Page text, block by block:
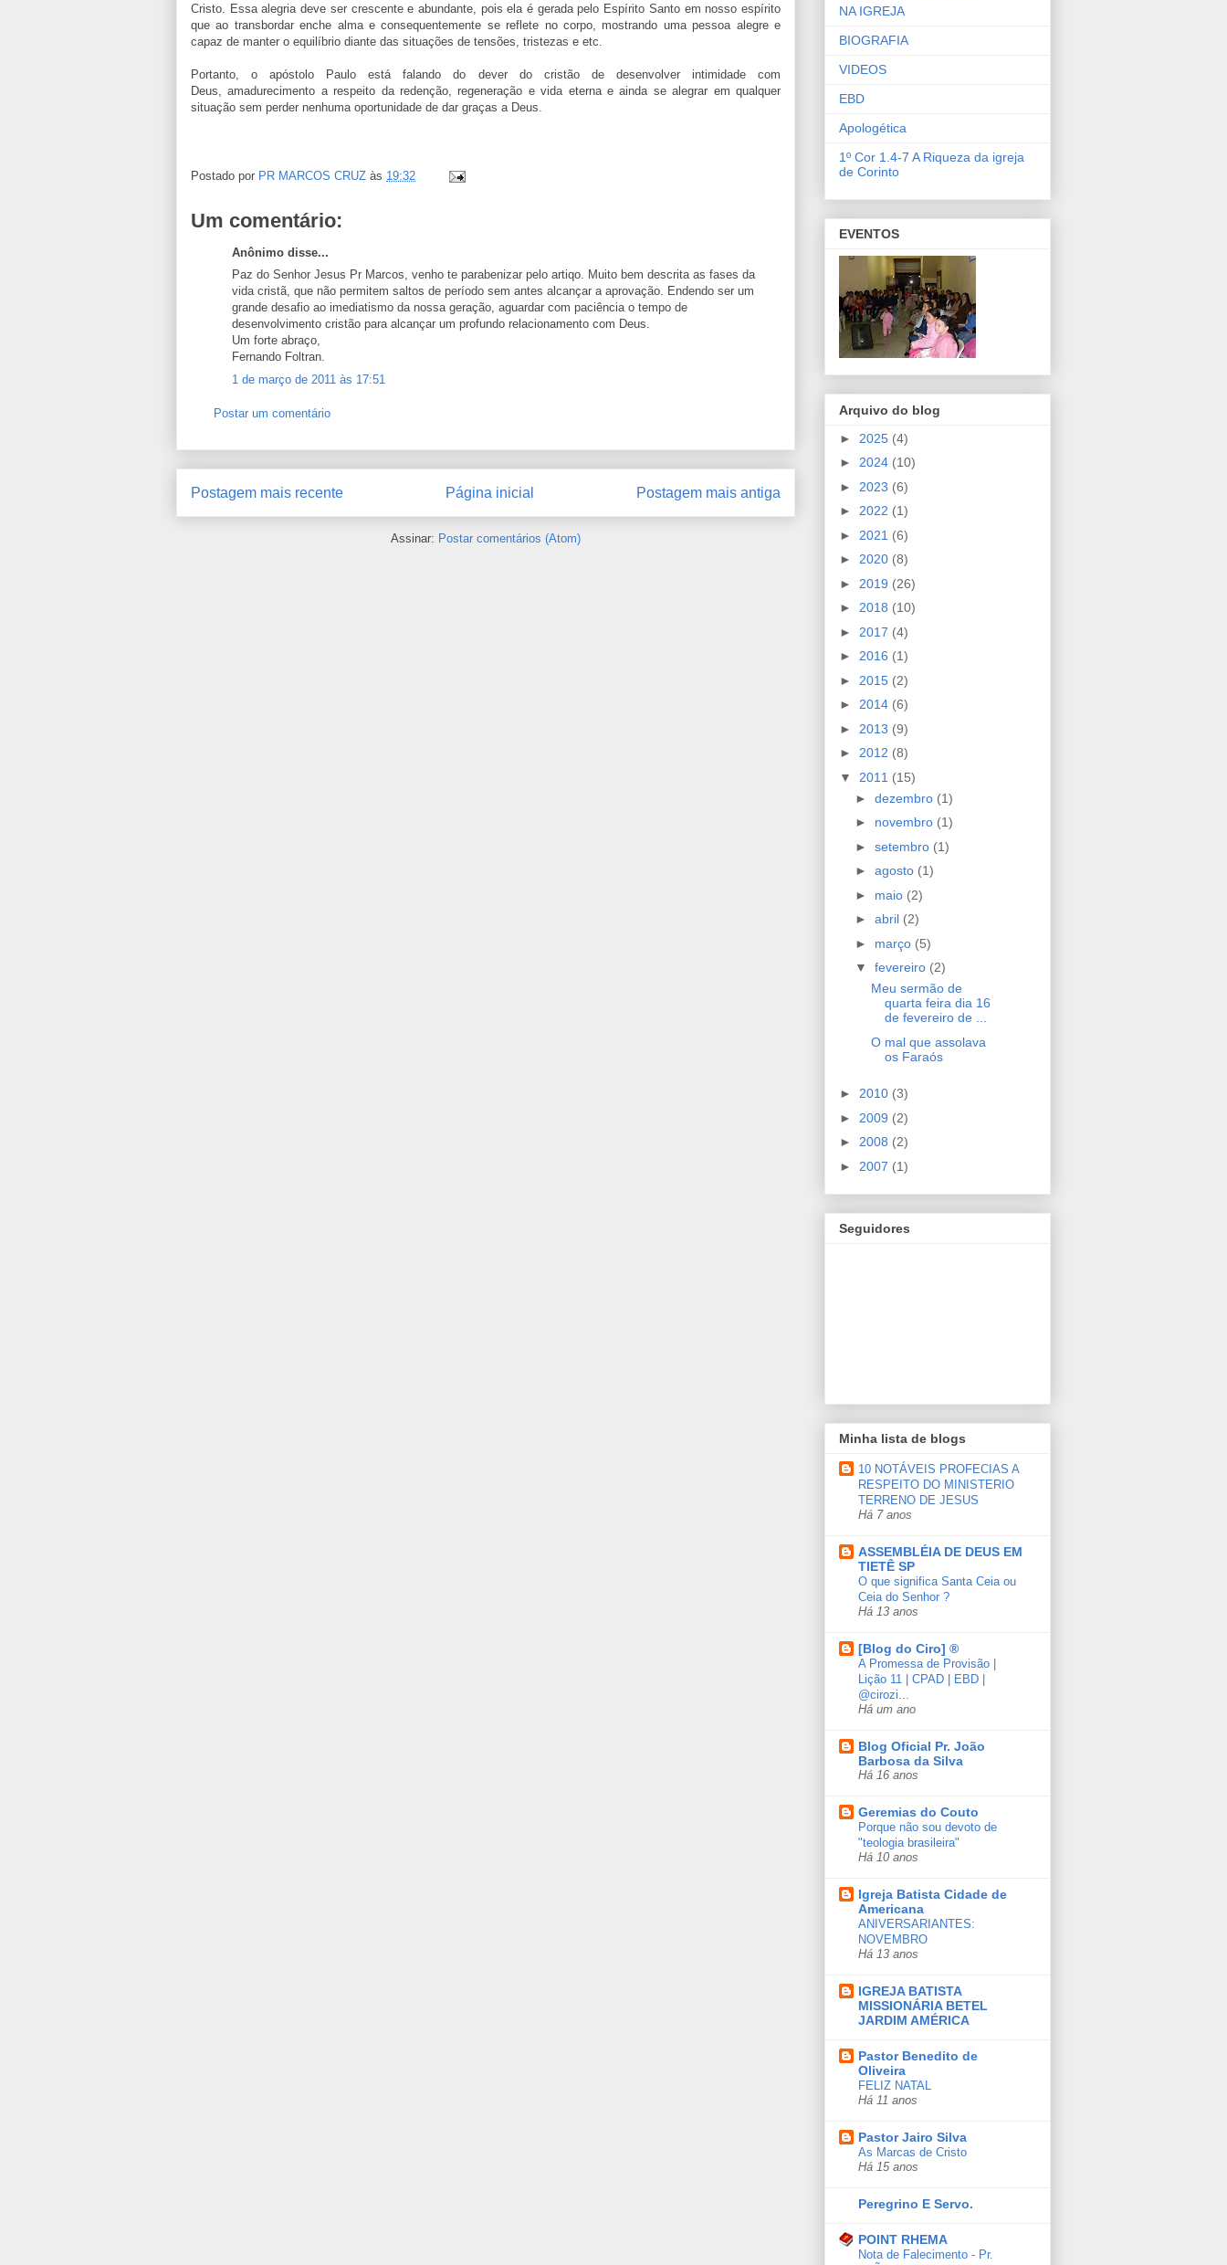
Cristo. Essa alegria deve ser crescente e abundante, pois ela é gerada pelo Espírito Santo em nosso espírito
que ao transbordar enche alma e consequentemente se reflete no corpo, mostrando uma pessoa alegre e
capaz de manter o equilíbrio diante das situações de tensões, tristezas e etc.
Portanto, o apóstolo Paulo está falando do dever do cristão de desenvolver intimidade com
Deus, amadurecimento a respeito da redenção, regeneração e vida eterna e ainda se alegrar em qualquer
situação sem perder nenhuma oportunidade de dar graças a Deus.
Postado por PR MARCOS CRUZ às 19:32
Um comentário:
Anônimo disse...
Paz do Senhor Jesus Pr Marcos, venho te parabenizar pelo artiqo. Muito bem descrita as fases da
vida cristã, que não permitem saltos de período sem antes alcançar a aprovação. Endendo ser um
grande desafio ao imediatismo da nossa geração, aguardar com paciência o tempo de
desenvolvimento cristão para alcançar um profundo relacionamento com Deus.
Um forte abraço,
Fernando Foltran.
1 de março de 2011 às 17:51
Postar um comentário
Postagem mais recente Postagem mais antiga
Página inicial
Assinar: Postar comentários (Atom)
NA IGREJA
BIOGRAFIA
VIDEOS
EBD
Apologética
1º Cor 1.4-7 A Riqueza da igreja
de Corinto
EVENTOS
Arquivo do blog
► 2025 (4)
► 2024 (10)
► 2023 (6)
► 2022 (1)
► 2021 (6)
► 2020 (8)
► 2019 (26)
► 2018 (10)
► 2017 (4)
► 2016 (1)
► 2015 (2)
► 2014 (6)
► 2013 (9)
► 2012 (8)
▼ 2011 (15)
► dezembro (1)
► novembro (1)
► setembro (1)
► agosto (1)
► maio (2)
► abril (2)
► março (5)
▼ fevereiro (2)
Meu sermão de
quarta feira dia 16
de fevereiro de ...
O mal que assolava
os Faraós
► 2010 (3)
► 2009 (2)
► 2008 (2)
► 2007 (1)
Seguidores
Minha lista de blogs
10 NOTÁVEIS PROFECIAS A
RESPEITO DO MINISTERIO
TERRENO DE JESUS
Há 7 anos
ASSEMBLÉIA DE DEUS EM
TIETÊ SP
O que significa Santa Ceia ou
Ceia do Senhor ?
Há 13 anos
[Blog do Ciro] ®
A Promessa de Provisão | ​
⁠Lição 11 | CPAD | EBD | ​⁠​⁠​⁠​⁠​⁠​⁠​
⁠@cirozi...
Há um ano
Blog Oficial Pr. João
Barbosa da Silva
Há 16 anos
Geremias do Couto
Porque não sou devoto de
"teologia brasileira"
Há 10 anos
Igreja Batista Cidade de
Americana
ANIVERSARIANTES:
NOVEMBRO
Há 13 anos
IGREJA BATISTA
MISSIONÁRIA BETEL
JARDIM AMÉRICA
Pastor Benedito de
Oliveira
FELIZ NATAL
Há 11 anos
Pastor Jairo Silva
As Marcas de Cristo
Há 15 anos
Peregrino E Servo.
POINT RHEMA
Nota de Falecimento - Pr.